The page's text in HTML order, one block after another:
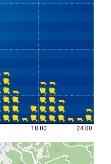
18:00 24:00